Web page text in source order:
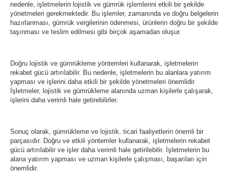
nedenle, işletmelerin lojistik ve gümrük işlemlerini etkili bir şekilde
yönetmeleri gerekmektedir. Bu işlemler, zamanında ve doğru belgelerin
hazırlanması, gümrük vergilerinin ödenmesi, ürünlerin doğru bir şekilde
taşınması ve teslim edilmesi gibi birçok aşamadan oluşur.
Doğru lojistik ve gümrükleme yöntemleri kullanarak, işletmelerin
rekabet gücü artırılabilir. Bu nedenle, işletmelerin bu alanlara yatırım
yapması ve işlerini daha etkili bir şekilde yönetmeleri önemlidir.
İşletmeler, lojistik ve gümrükleme alanında uzman kişilerle çalışarak,
işlerini daha verimli hale getirebilirler.
Sonuç olarak, gümrükleme ve lojistik, ticari faaliyetlerin önemli bir
parçasıdır. Doğru ve etkili yöntemler kullanarak, işletmelerin rekabet
gücü artırılabilir ve işler daha verimli hale getirilebilir. İşletmelerin bu
alana yatırım yapması ve uzman kişilerle çalışması, başarıları için
önemlidir.